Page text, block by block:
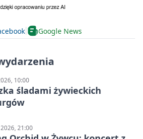
Google News
10:00
śladami żywieckich
21:00